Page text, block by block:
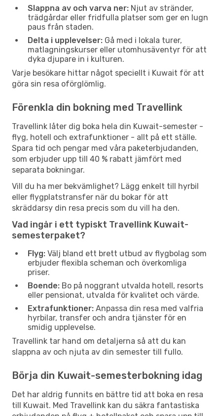
Slappna av och varva ner: Njut av stränder,
trädgårdar eller fridfulla platser som ger en lugn
paus från staden.
Delta i upplevelser: Gå med i lokala turer,
matlagningskurser eller utomhusäventyr för att
dyka djupare in i kulturen.
Varje besökare hittar något speciellt i Kuwait för att
göra sin resa oförglömlig.
Förenkla din bokning med Travellink
Travellink låter dig boka hela din Kuwait-semester -
flyg, hotell och extrafunktioner - allt på ett ställe.
Spara tid och pengar med våra paketerbjudanden,
som erbjuder upp till 40 % rabatt jämfört med
separata bokningar.
Vill du ha mer bekvämlighet? Lägg enkelt till hyrbil
eller flygplatstransfer när du bokar för att
skräddarsy din resa precis som du vill ha den.
Vad ingår i ett typiskt Travellink Kuwait-
semesterpaket?
Flyg: Välj bland ett brett utbud av flygbolag som
erbjuder flexibla scheman och överkomliga
priser.
Boende: Bo på noggrant utvalda hotell, resorts
eller pensionat, utvalda för kvalitet och värde.
Extrafunktioner: Anpassa din resa med valfria
hyrbilar, transfer och andra tjänster för en
smidig upplevelse.
Travellink tar hand om detaljerna så att du kan
slappna av och njuta av din semester till fullo.
Börja din Kuwait-semesterbokning idag
Det har aldrig funnits en bättre tid att boka en resa
till Kuwait. Med Travellink kan du säkra fantastiska